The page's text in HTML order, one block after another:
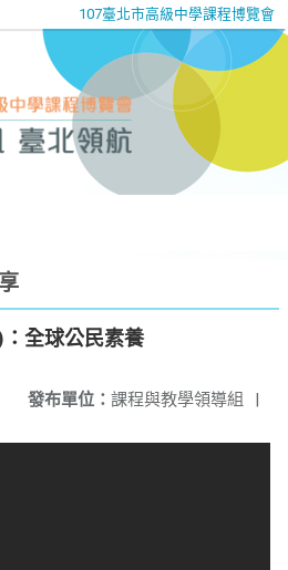
107臺北市高級中學課程博覽會
全球公民素養
發布單位： 課程與教學領導組 |